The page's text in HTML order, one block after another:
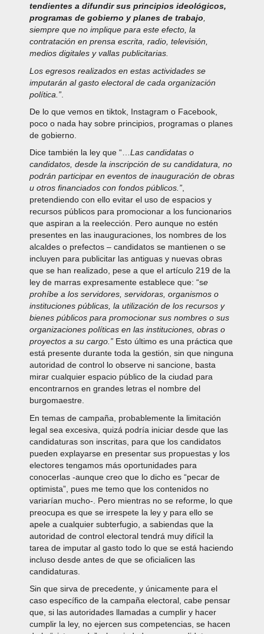
tendientes a difundir sus principios ideológicos,
programas de gobierno y planes de trabajo,
siempre que no implique para este efecto, la
contratación en prensa escrita, radio, televisión,
medios digitales y vallas publicitarias.
Los egresos realizados en estas actividades se
imputarán al gasto electoral de cada organización
política.”
De lo que vemos en tiktok, Instagram o Facebook,
poco o nada hay sobre principios, programas o planes
de gobierno.
Dice también la ley que “…Las candidatas o
candidatos, desde la inscripción de su candidatura, no
podrán participar en eventos de inauguración de obras
u otros financiados con fondos públicos.”,
pretendiendo con ello evitar el uso de espacios y
recursos públicos para promocionar a los funcionarios
que aspiran a la reelección. Pero aunque no estén
presentes en las inauguraciones, los nombres de los
alcaldes o prefectos – candidatos se mantienen o se
incluyen para publicitar las antiguas y nuevas obras
que se han realizado, pese a que el artículo 219 de la
ley de marras expresamente establece que: “se
prohíbe a los servidores, servidoras, organismos o
instituciones públicas, la utilización de los recursos y
bienes públicos para promocionar sus nombres o sus
organizaciones políticas en las instituciones, obras o
proyectos a su cargo.” Esto último es una práctica que
está presente durante toda la gestión, sin que ninguna
autoridad de control lo observe ni sancione, basta
mirar cualquier espacio público de la ciudad para
encontrarnos en grandes letras el nombre del
burgomaestre.
En temas de campaña, probablemente la limitación
legal sea excesiva, quizá podría iniciar desde que las
candidaturas son inscritas, para que los candidatos
pueden explayarse en presentar sus propuestas y los
electores tengamos más oportunidades para
conocerlas -aunque creo que lo dicho es “pecar de
optimista”, pues me temo que los contenidos no
variarían mucho-. Pero mientras no se reforme, lo que
preocupa es que se irrespete la ley y para ello se
apele a cualquier subterfugio, a sabiendas que la
autoridad de control electoral tendrá muy difícil la
tarea de imputar al gasto todo lo que se está haciendo
incluso desde antes de que se oficialicen las
candidaturas.
Sin que sirva de precedente, y únicamente para el
caso específico de la campaña electoral, cabe pensar
que, si las autoridades llamadas a cumplir y hacer
cumplir la ley, no ejercen sus competencias, se hacen